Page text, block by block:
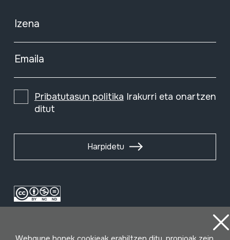
Izena
Emaila
Pribatutasun politika Irakurri eta onartzen
ditut
Harpidetu